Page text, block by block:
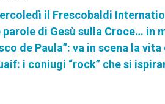
il Frescobaldi
parole di Gesù sulla Croce… in
de Paula”: va in scena la
i coniugi “rock” che si